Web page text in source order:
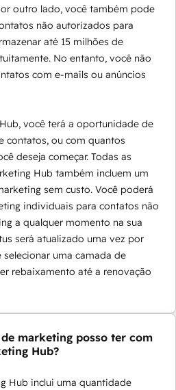
outro lado, você também pode
não autorizados para
até 15 milhões de
No entanto, você não
com e-mails ou anúncios
você terá a oportunidade de
contatos, ou com quantos
deseja começar. Todas as
Hub também incluem um
sem custo. Você poderá
individuais para contatos não
a qualquer momento na sua
será atualizado uma vez por
uma camada de
rebaixamento até a renovação
marketing posso ter com
Hub?
Hub inclui uma quantidade